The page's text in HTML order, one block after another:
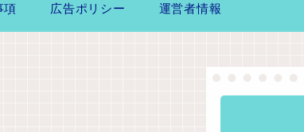
項 広告ポリシー 運営者情報